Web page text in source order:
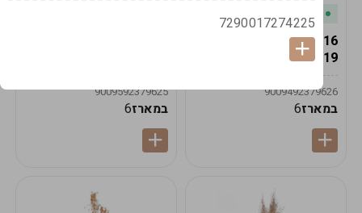
19616-אגרטל הרמס
19ס"מ -קרם
9009492379626
במארז6
9009592379625
במארז6
7290017274225